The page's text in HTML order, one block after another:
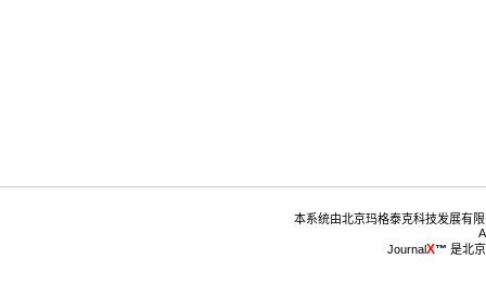
™ 是北